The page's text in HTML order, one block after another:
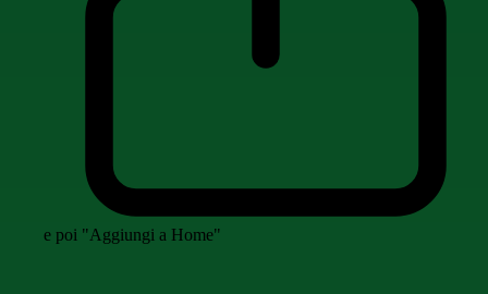
e poi "Aggiungi a Home"